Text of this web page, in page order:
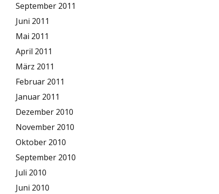
September 2011
Juni 2011
Mai 2011
April 2011
März 2011
Februar 2011
Januar 2011
Dezember 2010
November 2010
Oktober 2010
September 2010
Juli 2010
Juni 2010